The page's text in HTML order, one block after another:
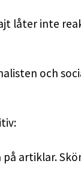
låter inte
och
artiklar.